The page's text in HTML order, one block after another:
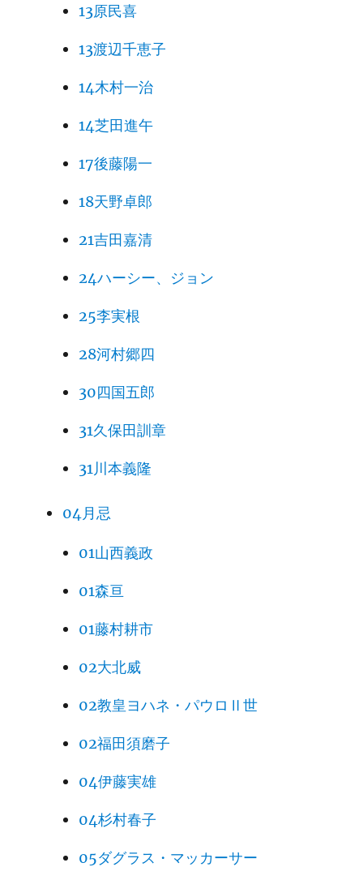
13原民喜
13渡辺千恵子
14木村一治
14芝田進午
17後藤陽一
18天野卓郎
21吉田嘉清
24ハーシー、ジョン
25李実根
28河村郷四
30四国五郎
31久保田訓章
31川本義隆
04月忌
01山西義政
01森亘
01藤村耕市
02大北威
02教皇ヨハネ・パウロⅡ世
02福田須磨子
04伊藤実雄
04杉村春子
05ダグラス・マッカーサー